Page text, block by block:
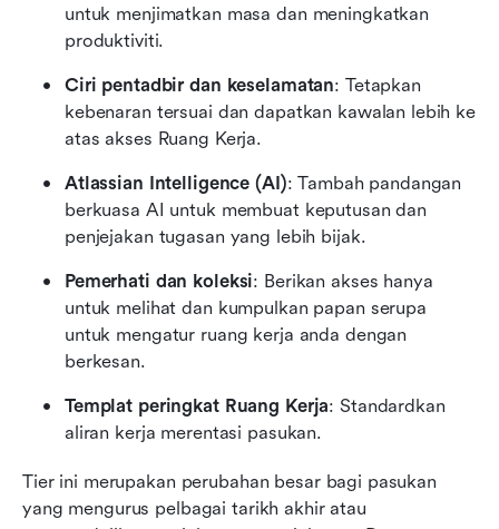
untuk menjimatkan masa dan meningkatkan
produktiviti.
Ciri pentadbir dan keselamatan: Tetapkan
kebenaran tersuai dan dapatkan kawalan lebih ke
atas akses Ruang Kerja.
Atlassian Intelligence (AI): Tambah pandangan
berkuasa AI untuk membuat keputusan dan
penjejakan tugasan yang lebih bijak.
Pemerhati dan koleksi: Berikan akses hanya
untuk melihat dan kumpulkan papan serupa
untuk mengatur ruang kerja anda dengan
berkesan.
Templat peringkat Ruang Kerja: Standardkan
aliran kerja merentasi pasukan.
Tier ini merupakan perubahan besar bagi pasukan
yang mengurus pelbagai tarikh akhir atau